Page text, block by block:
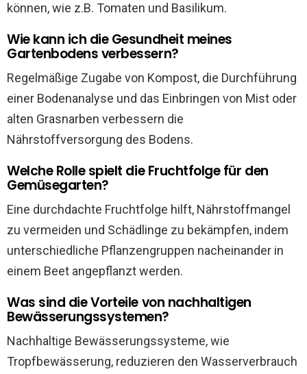
können, wie z.B. Tomaten und Basilikum.
Wie kann ich die Gesundheit meines
Gartenbodens verbessern?
Regelmäßige Zugabe von Kompost, die Durchführung
einer Bodenanalyse und das Einbringen von Mist oder
alten Grasnarben verbessern die
Nährstoffversorgung des Bodens.
Welche Rolle spielt die Fruchtfolge für den
Gemüsegarten?
Eine durchdachte Fruchtfolge hilft, Nährstoffmangel
zu vermeiden und Schädlinge zu bekämpfen, indem
unterschiedliche Pflanzengruppen nacheinander in
einem Beet angepflanzt werden.
Was sind die Vorteile von nachhaltigen
Bewässerungssystemen?
Nachhaltige Bewässerungssysteme, wie
Tropfbewässerung, reduzieren den Wasserverbrauch